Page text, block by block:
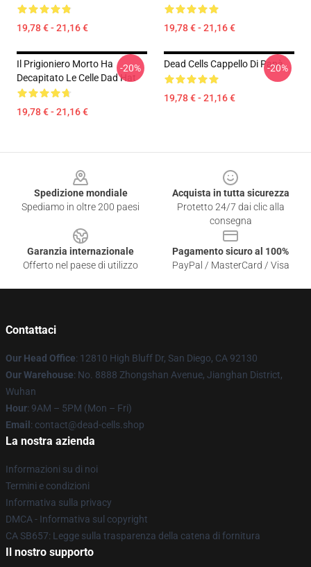
19,78 € - 21,16 € 19,78 € - 21,16 €
Il Prigioniero Morto Ha
Decapitato Le Celle Dad Hat
19,78 € - 21,16 €
-20% Dead Cells Cappello Di Papà
19,78 € - 21,16 €
-20%
Spedizione mondiale
Spediamo in oltre 200 paesi
Acquista in tutta sicurezza
Protetto 24/7 dai clic alla
consegna
Garanzia internazionale
Offerto nel paese di utilizzo
Pagamento sicuro al 100%
PayPal / MasterCard / Visa
Contattaci
Our Head Office: 12810 High Bluff Dr, San Diego, CA 92130
Our Warehouse: No. 8888 Zhongshan Avenue, Jianghan District,
Wuhan
Hour: 9AM – 5PM (Mon – Fri)
Email : contact@dead-cells.shop
La nostra azienda
Informazioni su di noi
Termini e condizioni
Informativa sulla privacy
DMCA - Informativa sul copyright
CA SB657: Legge sulla trasparenza della catena di fornitura
Il nostro supporto